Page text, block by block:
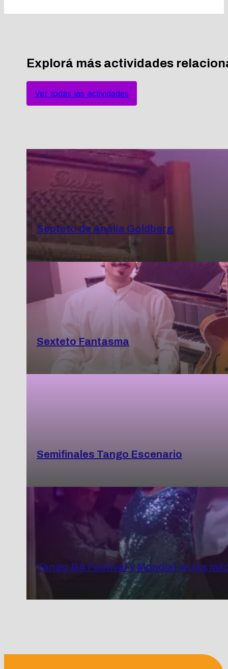
Explorá más actividades
Ver todas las actividades
Septeto de Analía Goldberg
Sexteto Fantasma
Semifinales Tango Escenario
Tango BA Festival y Mundial en las